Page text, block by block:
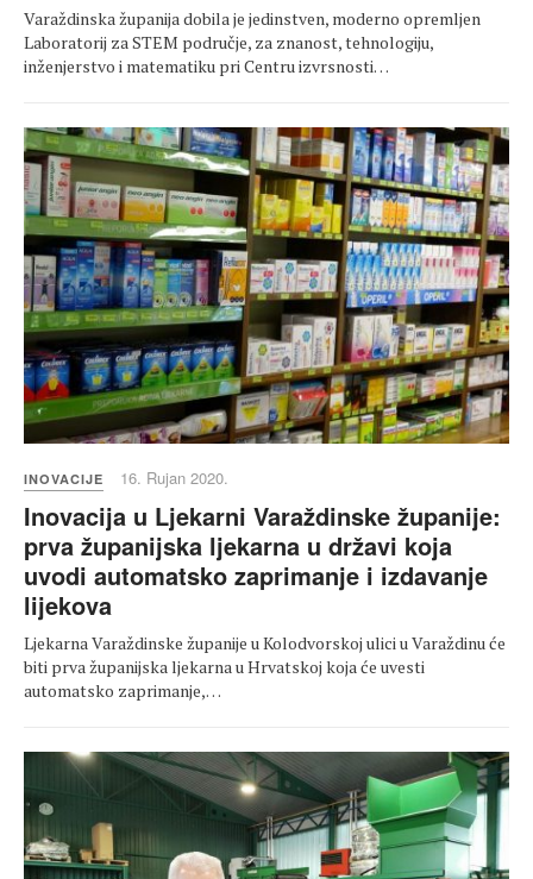
Varaždinska županija dobila je jedinstven, moderno opremljen
Laboratorij za STEM područje, za znanost, tehnologiju,
inženjerstvo i matematiku pri Centru izvrsnosti…
INOVACIJE 16. Rujan 2020.
Inovacija u Ljekarni Varaždinske županije:
prva županijska ljekarna u državi koja
uvodi automatsko zaprimanje i izdavanje
lijekova
Ljekarna Varaždinske županije u Kolodvorskoj ulici u Varaždinu će
biti prva županijska ljekarna u Hrvatskoj koja će uvesti
automatsko zaprimanje,…